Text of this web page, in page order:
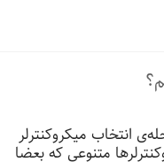
انتخاب میکروکنترلر
متنوعی که بعضا